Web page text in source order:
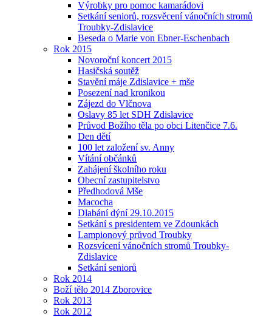
Výrobky pro pomoc kamarádovi
Setkání seniorů, rozsvěcení vánočních stromů
Troubky-Zdislavice
Beseda o Marie von Ebner-Eschenbach
Rok 2015
Novoroční koncert 2015
Hasičská soutěž
Stavění máje Zdislavice + mše
Posezení nad kronikou
Zájezd do Vlčnova
Oslavy 85 let SDH Zdislavice
Průvod Božího těla po obci Litenčice 7.6.
Den dětí
100 let založení sv. Anny
Vítání občánků
Zahájení školního roku
Obecní zastupitelstvo
Předhodová Mše
Macocha
Dlabání dýní 29.10.2015
Setkání s presidentem ve Zdounkách
Lampionový průvod Troubky
Rozsvícení vánočních stromů Troubky-
Zdislavice
Setkání seniorů
Rok 2014
Boží tělo 2014 Zborovice
Rok 2013
Rok 2012